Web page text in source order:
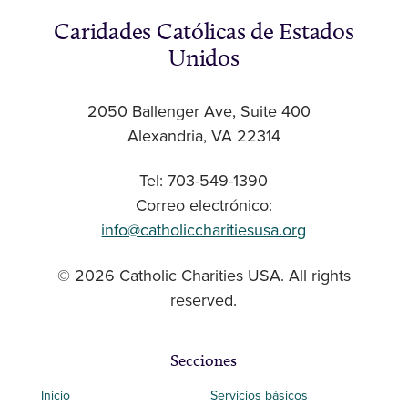
Caridades Católicas de Estados
Unidos
2050 Ballenger Ave, Suite 400
Alexandria, VA 22314
Tel: 703-549-1390
Correo electrónico:
info@catholiccharitiesusa.org
© 2026 Catholic Charities USA. All rights
reserved.
Secciones
Inicio
Servicios básicos